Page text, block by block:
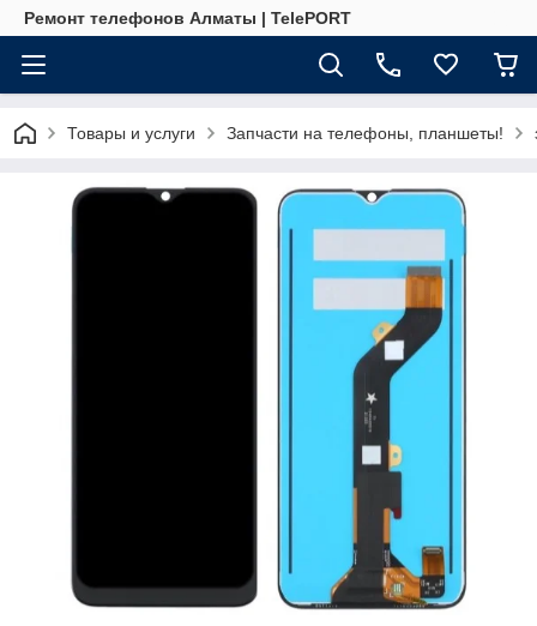
Ремонт телефонов Алматы | TelePORT
Товары и услуги Запчасти на телефоны, планшеты!